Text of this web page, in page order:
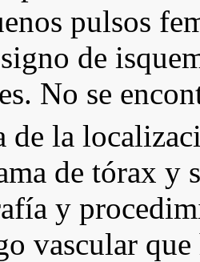
pulsos
de
No se
de la
de tórax y
y
vascular